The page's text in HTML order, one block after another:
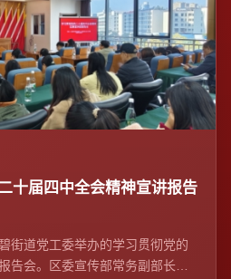
十届四中全会精神宣讲报告
街道党工委举办的学习贯彻党的
告会。区委宣传部常务副部长、